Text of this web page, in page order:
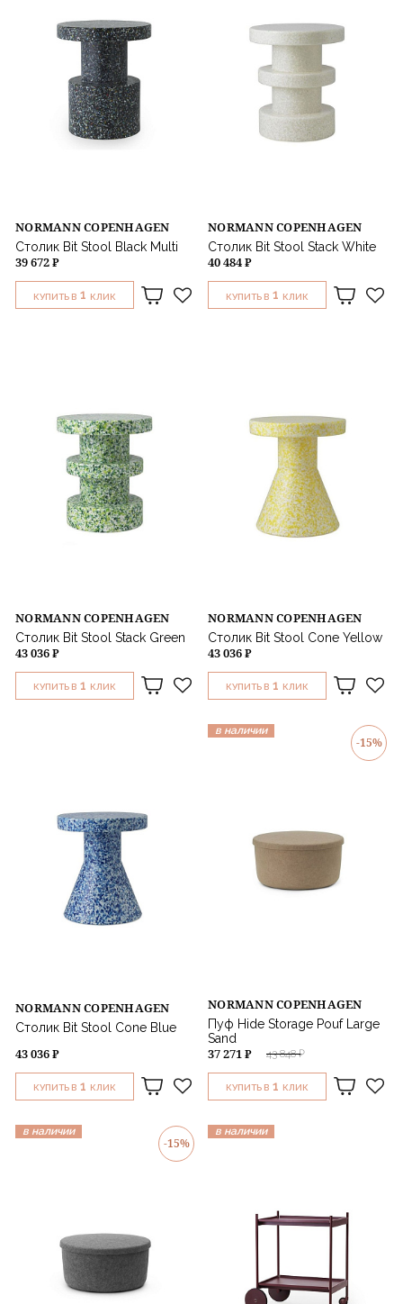
NORMANN COPENHAGEN
Столик Bit Stool Black Multi
39 672 ₽
КУПИТЬ В 1 КЛИК
NORMANN COPENHAGEN
Столик Bit Stool Stack White
40 484 ₽
КУПИТЬ В 1 КЛИК
NORMANN COPENHAGEN
Столик Bit Stool Stack Green
43 036 ₽
КУПИТЬ В 1 КЛИК
NORMANN COPENHAGEN
Столик Bit Stool Cone Yellow
43 036 ₽
КУПИТЬ В 1 КЛИК
NORMANN COPENHAGEN
Столик Bit Stool Cone Blue
43 036 ₽
КУПИТЬ В 1 КЛИК
в наличии
-15%
NORMANN COPENHAGEN
Пуф Hide Storage Pouf Large
Sand
43 848 ₽
37 271 ₽
КУПИТЬ В 1 КЛИК
в наличии
-15%
в наличии